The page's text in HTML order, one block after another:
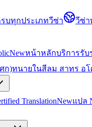
บทุกประเภทวีซ่า วีซ่า
Newหน้าหลักบริการรับ
ก)ทนายในสีลม สาทร อ
TranslationNewแปล